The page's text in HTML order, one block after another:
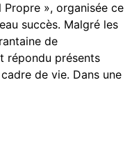
», organisée ce
succès. Malgré les
de
répondu présents
de vie. Dans une